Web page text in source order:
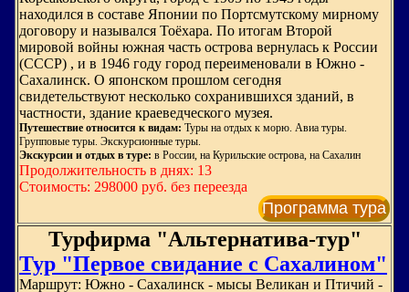
находился в составе Японии по Портсмутскому мирному
договору и назывался Тоёхара. По итогам Второй
мировой войны южная часть острова вернулась к России
(СССР) , и в 1946 году город переименовали в Южно -
Сахалинск. О японском прошлом сегодня
свидетельствуют несколько сохранившихся зданий, в
частности, здание краеведческого музея.
Путешествие относится к видам: Туры на отдых к морю. Авиа туры.
Групповые туры. Экскурсионные туры.
Экскурсии и отдых в туре: в России, на Курильские острова, на Сахалин
Продолжительность в днях: 13
Стоимость: 298000 руб. без переезда
Программа тура
Турфирма "Альтернатива-тур"
Тур "Первое свидание с Сахалином"
Маршрут: Южно - Сахалинск - мысы Великан и Птичий -